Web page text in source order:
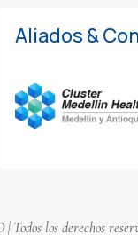
Aliados &
Todos los derechos